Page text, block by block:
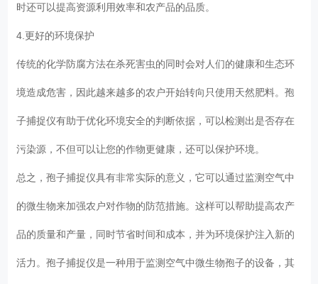
时还可以提高资源利用效率和农产品的品质。
4.更好的环境保护
传统的化学防腐方法在杀死害虫的同时会对人们的健康和生态环
境造成危害，因此越来越多的农户开始转向只使用天然肥料。孢
子捕捉仪有助于优化环境安全的判断依据，可以检测出是否存在
污染源，不但可以让您的作物更健康，还可以保护环境。
总之，孢子捕捉仪具有非常实际的意义，它可以通过监测空气中
的微生物来加强农户对作物的防范措施。这样可以帮助提高农产
品的质量和产量，同时节省时间和成本，并为环境保护注入新的
活力。孢子捕捉仪是一种用于监测空气中微生物孢子的设备，其